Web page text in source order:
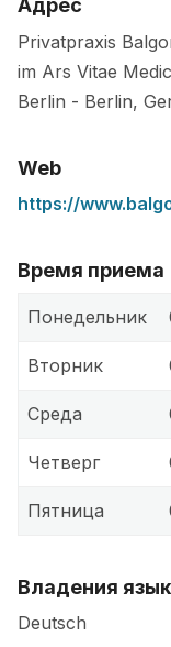
Адрес
Privatpraxis
im Ars Vitae
Berlin - Berlin,
Web
https://
Время приема
Понедельник
Вторник
Среда
Четверг
Пятница
Владения
Deutsch